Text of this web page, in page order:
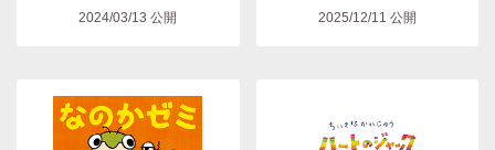
2024/03/13 公開
2025/12/11 公開